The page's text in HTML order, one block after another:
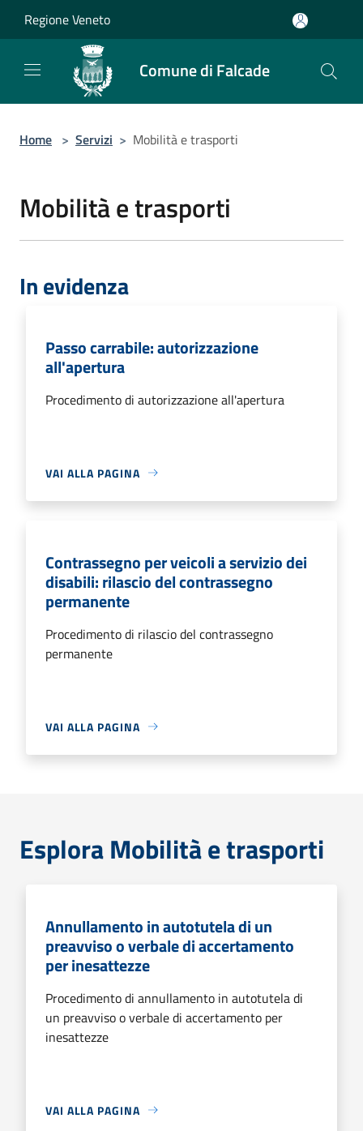
Regione Veneto
Comune di Falcade
Home > Servizi > Mobilità e trasporti
Mobilità e trasporti
In evidenza
Passo carrabile: autorizzazione
all'apertura
Procedimento di autorizzazione all'apertura
VAI ALLA PAGINA
Contrassegno per veicoli a servizio dei
disabili: rilascio del contrassegno
permanente
Procedimento di rilascio del contrassegno
permanente
VAI ALLA PAGINA
Esplora Mobilità e trasporti
Annullamento in autotutela di un
preavviso o verbale di accertamento
per inesattezze
Procedimento di annullamento in autotutela di
un preavviso o verbale di accertamento per
inesattezze
VAI ALLA PAGINA